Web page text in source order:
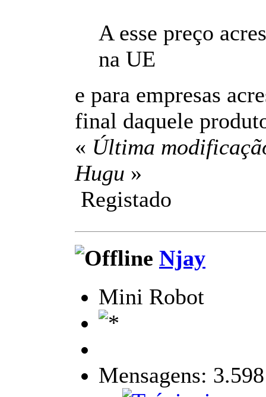
A esse preço
na UE
e para empresas
final daquele
« Última
Hugu »
Registado
Njay
Mini Robot
Mensagens: 3.598